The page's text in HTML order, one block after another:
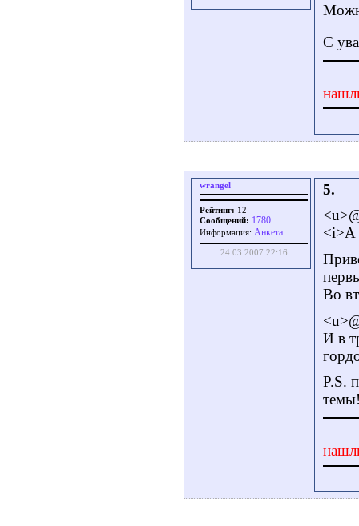
С
wrangel
Рейтинг: 12
Сообщений: 1780
Информация: Aнкета
24.03.2007 22:16
5.
<i>А
Во
И в
P.S.